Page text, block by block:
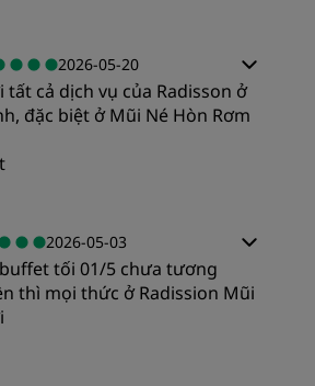
2026-05-20
tất cả dịch vụ của Radisson ở
đặc biệt ở Mũi Né Hòn Rơm
2026-05-03
tối 01/5 chưa tương
thì mọi thức ở Radission Mũi